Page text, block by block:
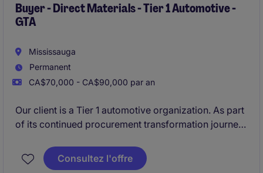
Buyer - Direct Materials - Tier 1 Automotive -
GTA
Mississauga
Permanent
CA$70,000 - CA$90,000 par an
Our client is a Tier 1 automotive organization. As part
of its continued procurement transformation journey,
material sourcing activities across North America.
This role combines strategic procurement expertise
Consultez l'offre